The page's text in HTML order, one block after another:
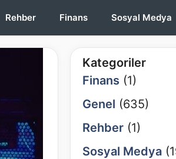
Rehber Finans Sosyal Medya
Kategoriler
Finans (1)
Genel (635)
Rehber (1)
Sosyal Medya